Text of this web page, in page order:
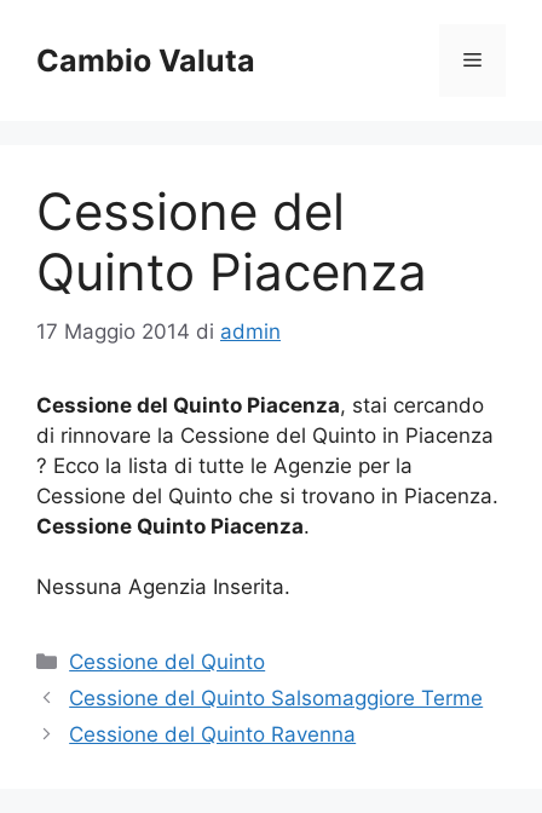
contenuto
Cambio Valuta Menu
Cessione del
Quinto Piacenza
17 Maggio 2014 di admin
Cessione del Quinto Piacenza, stai cercando
di rinnovare la Cessione del Quinto in Piacenza
? Ecco la lista di tutte le Agenzie per la
Cessione del Quinto che si trovano in Piacenza.
Cessione Quinto Piacenza.
Nessuna Agenzia Inserita.
Categorie
Cessione del Quinto
Cessione del Quinto Salsomaggiore Terme
Cessione del Quinto Ravenna